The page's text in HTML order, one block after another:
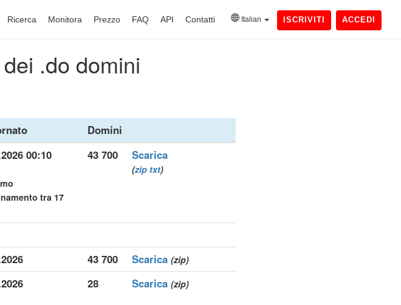
Ricerca Monitora Prezzo FAQ API Contatti Italian ISCRIVITI ACCEDI
.do domini
Domini
00:10
tra 17
43 700 Scarica
(zip txt)
43 700 Scarica (zip)
28 Scarica (zip)